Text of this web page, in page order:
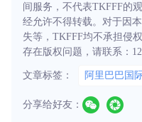
间服务，不代表TKFFF的
经允许不得转载。对于因
失等，TKFFF均不承担侵
存在版权问题，请联系：
文章标签： 阿里巴巴国
分享给好友：